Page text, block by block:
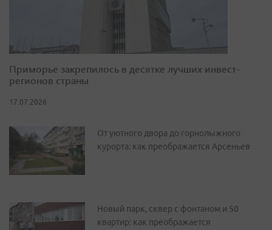
Приморье закрепилось в десятке лучших инвест-
регионов страны
17.07.2026
От уютного двора до горнолыжного
курорта: как преображается Арсеньев
Новый парк, сквер с фонтаном и 50
квартир: как преображается